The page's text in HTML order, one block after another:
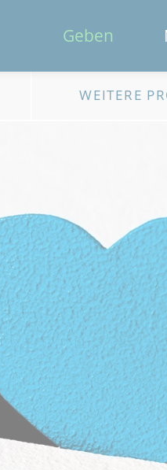
Geben
WEITERE